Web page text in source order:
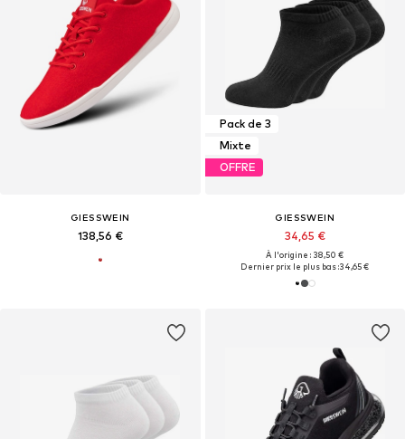
GIESSWEIN
138,56 €
Pack de 3
Mixte
OFFRE
GIESSWEIN
34,65 €
À l'origine : 38,50 €
Dernier prix le plus bas :34,65 €